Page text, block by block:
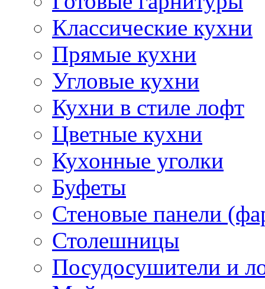
Классические кухни
Прямые кухни
Угловые кухни
Кухни в стиле лофт
Цветные кухни
Кухонные уголки
Буфеты
Стеновые панели
Столешницы
Посудосушители и